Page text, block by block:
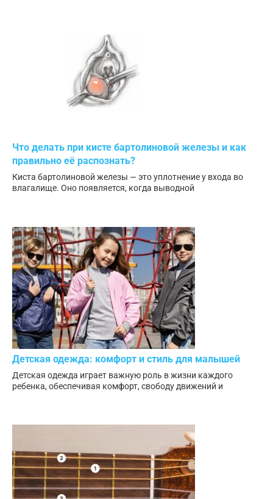
Что делать при кисте бартолиновой железы и как
правильно её распознать?
Киста бартолиновой железы — это уплотнение у входа во
влагалище. Оно появляется, когда выводной
Детская одежда: комфорт и стиль для малышей
Детская одежда играет важную роль в жизни каждого
ребенка, обеспечивая комфорт, свободу движений и